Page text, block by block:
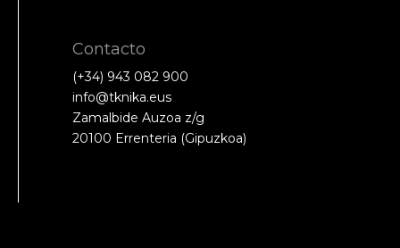
Contacto
(+34) 943 082 900
info@tknika.eus
Zamalbide Auzoa z/g
20100 Errenteria (Gipuzkoa)